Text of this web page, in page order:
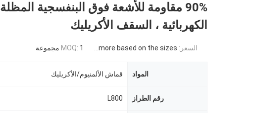
90% مقاومة للأشعة فوق البنفسجية المظلة
الكهربائية ، السقف الأكريليك
السعر: USD 871USD ~4000USD or more based on the sizes
MOQ: 1 مجموعة
المواد قماش الألمنيوم/الأكريليك
رقم الطراز L800